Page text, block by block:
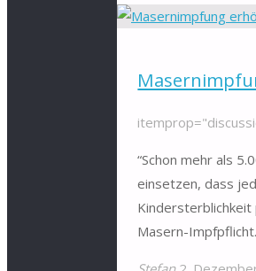
“Schon mehr als
einsetzen, dass
Kindersterblichkeit
Masern-